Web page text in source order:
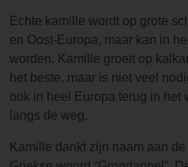
Echte kamille wordt op grote
en Oost-Europa, maar kan in
worden. Kamille groeit op
het beste, maar is niet veel
ook in heel Europa terug in het
langs de weg.
Kamille dankt zijn naam aan